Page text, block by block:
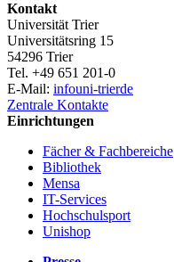
Kontakt
Universität Trier
Universitätsring 15
54296 Trier
Tel. +49 651 201-0
E-Mail: infouni-trierde
Zentrale Kontakte
Einrichtungen
Fächer & Fachbereiche
Bibliothek
Mensa
IT-Services
Hochschulsport
Unishop